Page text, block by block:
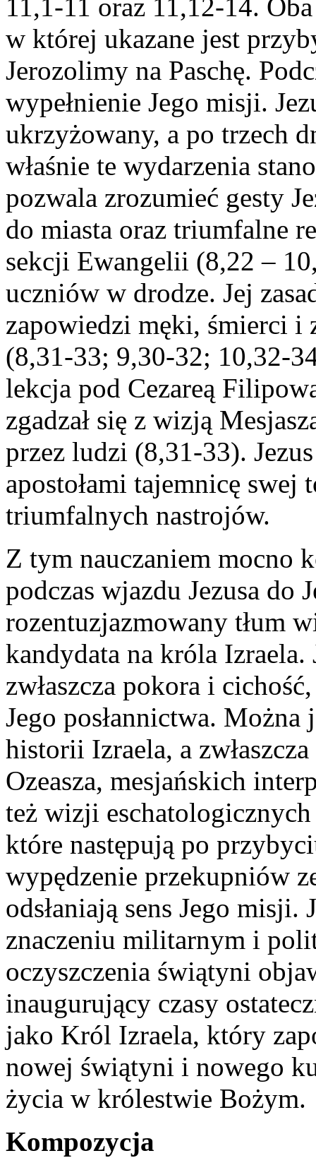
11,1-11 oraz 11,12-14.
w której ukazane jest
Jerozolimy na Paschę.
wypełnienie Jego misji.
ukrzyżowany, a po trzech
właśnie te wydarzenia
pozwala zrozumieć gesty
do miasta oraz triumfalne
sekcji Ewangelii (8,22 –
uczniów w drodze. Jej
zapowiedzi męki, śmierci i
(8,31-33; 9,30-32; 10,32-
lekcja pod Cezareą
zgadzał się z wizją
przez ludzi (8,31-33).
apostołami tajemnicę
triumfalnych nastrojów.
Z tym nauczaniem mocno
podczas wjazdu Jezusa
rozentuzjazmowany tłum
kandydata na króla Izraela.
zwłaszcza pokora i
Jego posłannictwa.
historii Izraela, a
Ozeasza, mesjańskich
też wizji
które następują po
wypędzenie przekupniów
odsłaniają sens Jego
znaczeniu militarnym i
oczyszczenia świątyni
inaugurujący czasy
jako Król Izraela, który
nowej świątyni i nowego
życia w królestwie Bożym.
Kompozycja